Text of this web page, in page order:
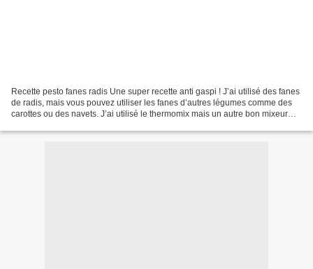
Recette pesto fanes radis Une super recette anti gaspi ! J’ai utilisé des fanes
de radis, mais vous pouvez utiliser les fanes d’autres légumes comme des
carottes ou des navets. J’ai utilisé le thermomix mais un autre bon mixeur